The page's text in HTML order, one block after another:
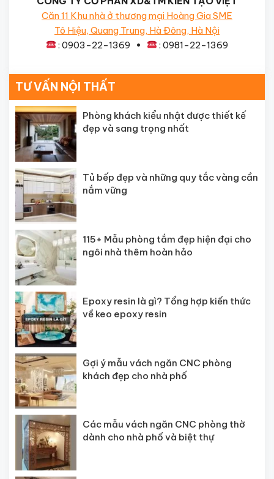
Căn 11 Khu nhà ở thương mại Hoàng Gia SME
Tô Hiệu, Quang Trung, Hà Đông, Hà Nội
: 0903-22-1369 •
: 0981-22-1369
TƯ VẤN NỘI THẤT
Phòng khách kiểu nhật được thiết kế
đẹp và sang trọng nhất
Tủ bếp đẹp và những quy tắc vàng cần
nắm vững
115+ Mẫu phòng tắm đẹp hiện đại cho
ngôi nhà thêm hoàn hảo
Epoxy resin là gì? Tổng hợp kiến thức
về keo epoxy resin
Gợi ý mẫu vách ngăn CNC phòng
khách đẹp cho nhà phố
Các mẫu vách ngăn CNC phòng thờ
dành cho nhà phố và biệt thự